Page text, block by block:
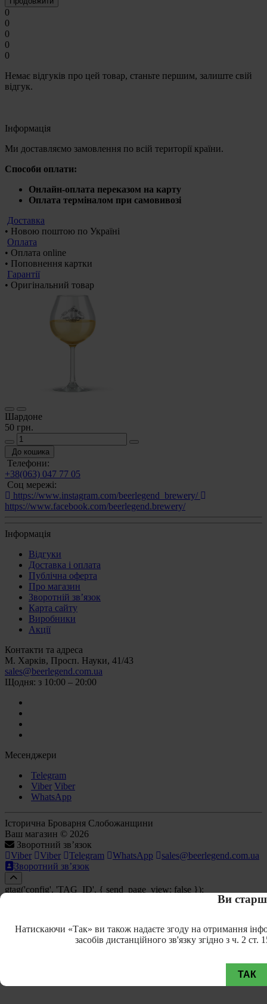
0
0
0
0
0
Немає відгуків про цей товар, станьте першим, залиште свій
відгук.
Iнформація
Ми доставляємо замовлення по всій території країни.
Способи оплати:
Онлайн-оплата переказом на карту
Оплата терміналом при самовивозі
Доставка
• Новою поштою по Україні
Оплата
• Оплата online
• Поповнення картки
Гарантії
• Оригінальний товар
Шардоне
50 грн.
До кошика
Телефони:
+38(063) 047 77 05
Соц мережі:
https://www.instagram.com/beerlegend_brewery/
https://www.facebook.com/beerlegend.brewery/
Інформація
Відгуки
Доставка і оплата
Публічна оферта
Про магазин
Зворотній зв’язок
Карта сайту
Виробники
Акції
Контакти та адреса
М. Харків, Просп. Науки, 41/43
sales@beerlegend.com.ua
Щодня: з 10:00 – 20:00
Месенджери
Telegram
Viber Viber
WhatsApp
Історична Броварня Слобожанщини
Ваш магазин © 2026
Зворотний зв’язок
Viber
Viber Telegram WhatsApp
sales@beerlegend.com.ua
Зворотний зв’язок
Ви
Натискаючи «Так» ви також надаєте згоду на отримання
засобів дистанційного зв'язку згідно з ч. 2
ТАК
gtag('config', 'TAG_ID', { send_page_view: false });